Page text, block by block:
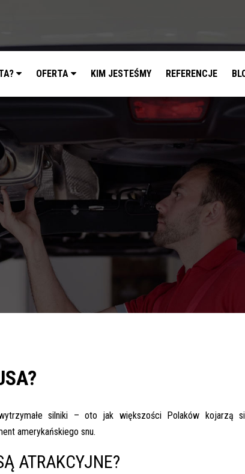
OFERTA KIM JESTEŚMY REFERENCJE
silniki – oto jak większości Polaków kojarzą
amerykańskiego snu.
ATRAKCYJNE?